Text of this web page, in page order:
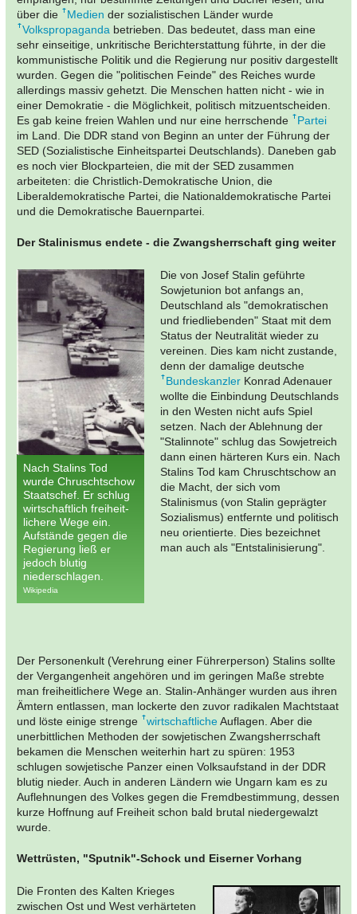
über die
Medien der sozialistischen Länder wurde
Volkspropaganda betrieben. Das bedeutet, dass man eine
sehr einseitige, unkritische Berichterstattung führte, in der die
kommunistische Politik und die Regierung nur positiv dargestellt
wurden. Gegen die "politischen Feinde" des Reiches wurde
allerdings massiv gehetzt. Die Menschen hatten nicht - wie in
einer Demokratie - die Möglichkeit, politisch mitzuentscheiden.
Es gab keine freien Wahlen und nur eine herrschende
Partei
im Land. Die DDR stand von Beginn an unter der Führung der
SED (Sozialistische Einheitspartei Deutschlands). Daneben gab
es noch vier Blockparteien, die mit der SED zusammen
arbeiteten: die Christlich-Demokratische Union, die
Liberaldemokratische Partei, die Nationaldemokratische Partei
und die Demokratische Bauernpartei.
Der Stalinismus endete - die Zwangsherrschaft ging weiter
Nach Stalins Tod
wurde Chruschtschow
Staatschef. Er schlug
wirtschaftlich freiheit-
lichere Wege ein.
Aufstände gegen die
Regierung ließ er
jedoch blutig
niederschlagen.
Wikipedia
Die von Josef Stalin geführte
Sowjetunion bot anfangs an,
Deutschland als "demokratischen
und friedliebenden" Staat mit dem
Status der Neutralität wieder zu
vereinen. Dies kam nicht zustande,
denn der damalige deutsche
Bundeskanzler Konrad Adenauer
wollte die Einbindung Deutschlands
in den Westen nicht aufs Spiel
setzen. Nach der Ablehnung der
"Stalinnote" schlug das Sowjetreich
dann einen härteren Kurs ein. Nach
Stalins Tod kam Chruschtschow an
die Macht, der sich vom
Stalinismus (von Stalin geprägter
Sozialismus) entfernte und politisch
neu orientierte. Dies bezeichnet
man auch als "Entstalinisierung".
Der Personenkult (Verehrung einer Führerperson) Stalins sollte
der Vergangenheit angehören und im geringen Maße strebte
man freiheitlichere Wege an. Stalin-Anhänger wurden aus ihren
Ämtern entlassen, man lockerte den zuvor radikalen Machtstaat
und löste einige strenge
wirtschaftlicheAuflagen. Aber die
unerbittlichen Methoden der sowjetischen Zwangsherrschaft
bekamen die Menschen weiterhin hart zu spüren: 1953
schlugen sowjetische Panzer einen Volksaufstand in der DDR
blutig nieder. Auch in anderen Ländern wie Ungarn kam es zu
Auflehnungen des Volkes gegen die Fremdbestimmung, dessen
kurze Hoffnung auf Freiheit schon bald brutal niedergewalzt
wurde.
Wettrüsten, "Sputnik"-Schock und Eiserner Vorhang
Die Fronten des Kalten Krieges
zwischen Ost und West verhärteten